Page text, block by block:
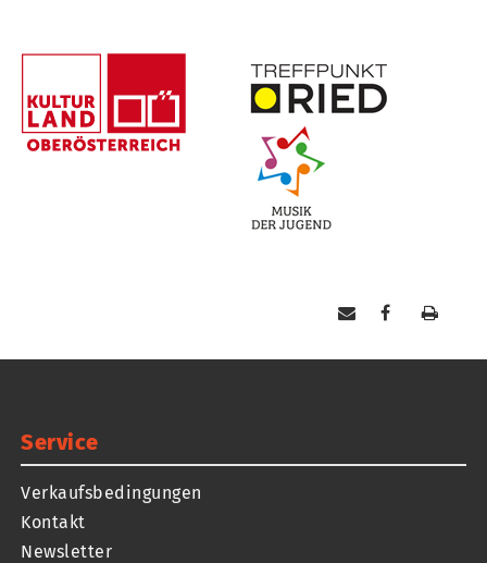
Service
Verkaufsbedingungen
Kontakt
Newsletter